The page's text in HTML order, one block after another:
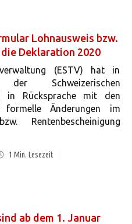
Lohnausweis bzw.
Deklaration 2020
(ESTV) hat in
Schweizerischen
in Rücksprache mit den
Änderungen im
Rentenbescheinigung
1 Min. Lesezeit
ab dem 1. Januar